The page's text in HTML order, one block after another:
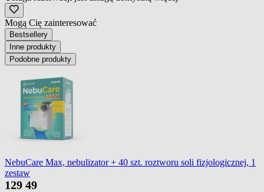
Mogą Cię zainteresować
Bestsellery
Inne produkty
Podobne produkty
NebuCare Max, nebulizator + 40 szt. roztworu soli fizjologicznej, 1
zestaw
129 49